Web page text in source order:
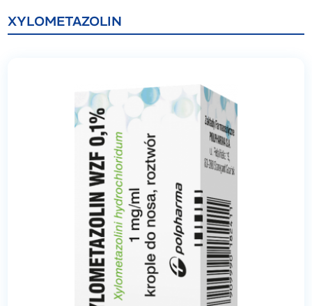
XYLOMETAZOLIN